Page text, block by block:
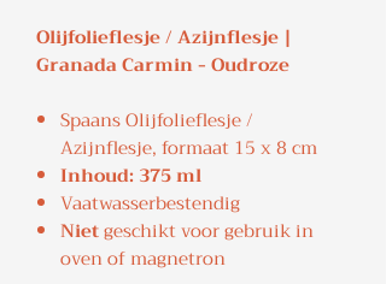
Olijfolieflesje / Azijnflesje |
Granada Carmin - Oudroze
Spaans Olijfolieflesje /
Azijnflesje, formaat 15 x 8 cm
Inhoud: 375 ml
Vaatwasserbestendig
Nietgeschikt voor gebruik in
oven of magnetron